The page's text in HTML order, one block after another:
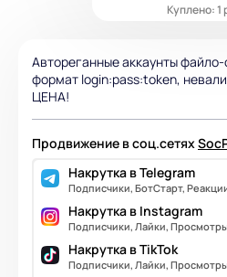
Куплено: 1
Автореганные аккаунты
формат login:pass:token,
ЦЕНА!
Продвижение в соц.сетях
Накрутка в Telegram
Подписчики, БотСтарт,
Накрутка в Instagram
Подписчики, Лайки, Просмотры
Накрутка в TikTok
Подписчики, Лайки, Просмотры